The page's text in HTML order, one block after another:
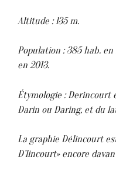
Altitude : l35 m.
Population : 385 hab. en
en 2013.
Étymologie : Derincourt
Darin ou Daring, et du
La graphie Délincourt
D’lincourt» encore